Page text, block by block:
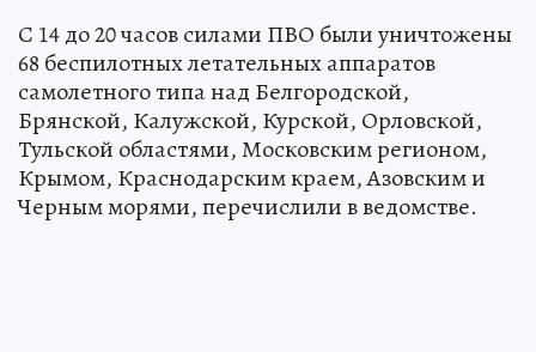
С 14 до 20 часов силами ПВО были уничтожены
68 беспилотных летательных аппаратов
самолетного типа над Белгородской,
Брянской, Калужской, Курской, Орловской,
Тульской областями, Московским регионом,
Крымом, Краснодарским краем, Азовским и
Черным морями, перечислили в ведомстве.